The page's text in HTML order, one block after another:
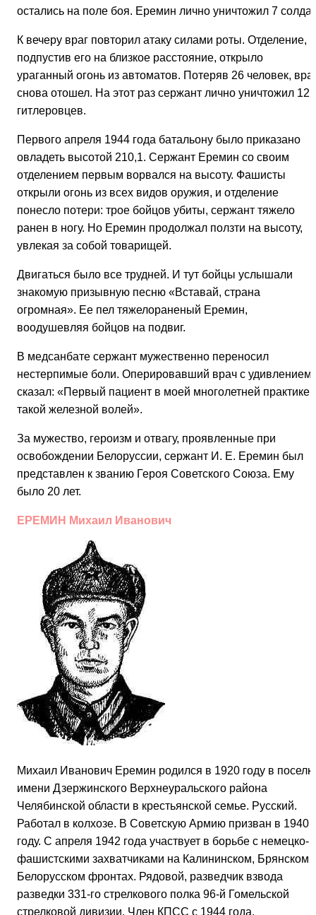
остались на поле боя. Еремин лично уничтожил 7
К вечеру враг повторил атаку силами роты. Отделение,
подпустив его на близкое расстояние, открыло
ураганный огонь из автоматов. Потеряв 26 человек,
снова отошел. На этот раз сержант лично уничтожил 12
гитлеровцев.
Первого апреля 1944 года батальону было приказано
овладеть высотой 210,1. Сержант Еремин со своим
отделением первым ворвался на высоту. Фашисты
открыли огонь из всех видов оружия, и отделение
понесло потери: трое бойцов убиты, сержант тяжело
ранен в ногу. Но Еремин продолжал ползти на высоту,
увлекая за собой товарищей.
Двигаться было все трудней. И тут бойцы услышали
знакомую призывную песню «Вставай, страна
огромная». Ее пел тяжелораненый Еремин,
воодушевляя бойцов на подвиг.
В медсанбате сержант мужественно переносил
нестерпимые боли. Оперировавший врач с удивлением
сказал: «Первый пациент в моей многолетней практике
такой железной волей».
За мужество, героизм и отвагу, проявленные при
освобождении Белоруссии, сержант И. Е. Еремин был
представлен к званию Героя Советского Союза. Ему
было 20 лет.
ЕРЕМИН Михаил Иванович
Михаил Иванович Еремин родился в 1920 году в
имени Дзержинского Верхнеуральского района
Челябинской области в крестьянской семье. Русский.
Работал в колхозе. В Советскую Армию призван в 1940
году. С апреля 1942 года участвует в борьбе с немецко-
фашистскими захватчиками на Калининском, Брянском
Белорусском фронтах. Рядовой, разведчик взвода
разведки 331-го стрелкового полка 96-й Гомельской
стрелковой дивизии. Член КПСС с 1944 года.